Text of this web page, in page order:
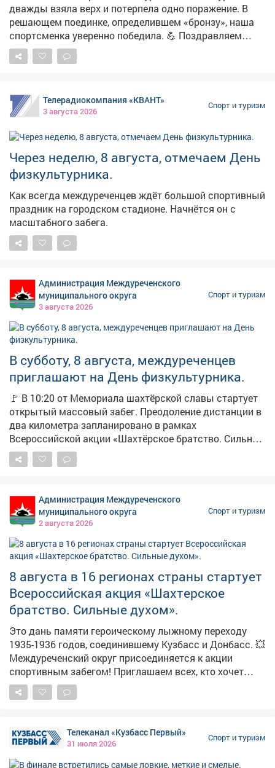
дважды взяла верх и потерпела одно поражение. В
решающем поединке, определившем «бронзу», наша
спортсменка уверенно победила. 💪 Поздравляем
Дарью от имени всех междуреченцев, так держать!
Телерадиокомпания «КВАНТ»
3 августа 2026
Спорт и туризм
Через неделю, 8 августа, отмечаем День
физкультурника.
Как всегда междуреченцев ждёт большой спортивный
праздник на городском стадионе. Начнётся он с
масштабного забега.
Администрация Междуреченского
муниципального округа
3 августа 2026
Спорт и туризм
В субботу, 8 августа, междуреченцев
приглашают на День физкультурника.
🚩 В 10:20 от Мемориала шахтёрской славы стартует
открытый массовый забег. Преодоление дистанции в
два километра запланировано в рамках
Всероссийской акции «Шахтёрское братство. Сильные
духом». Сбор в 09:30, телефон для справок: 2-10-09.
Участники забега финишируют на стадионе
насыщенной программой. 🔹 Бег и эстафеты 🔹«Забег
карапузов» 🔹Волейбол и флорбол 🔹Армрестлинг
упустите возможность весело и активно провести
время всей семьёй!
Администрация Междуреченского
муниципального округа
2 августа 2026
Спорт и туризм
8 августа в 16 регионах страны стартует
Всероссийская акция «Шахтерское
братство. Сильные духом».
Это дань памяти героическому лыжному переходу
1935-1936 годов, соединившему Кузбасс и Донбасс. 💥
Междуреченский округ присоединяется к акции
спортивным забегом! Приглашаем всех, кто хочет
отдать дань уважения истории, укрепить здоровье и
зарядиться бодростью в кругу единомышленников.
начало сбора гостей; • 10:00 - торжественное
Телеканал «Кузбасс Первый»
31 июля 2026
Спорт и туризм